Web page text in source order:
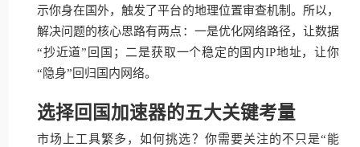
示你身在国外，触发了平台的地理位置审查机制。所以，
解决问题的核心思路有两点：一是优化网络路径，让数据
“抄近道”回国；二是获取一个稳定的国内IP地址，让你
“隐身”回归国内网络。
选择回国加速器的五大关键考量
市场上工具繁多，如何挑选？你需要关注的不只是“能